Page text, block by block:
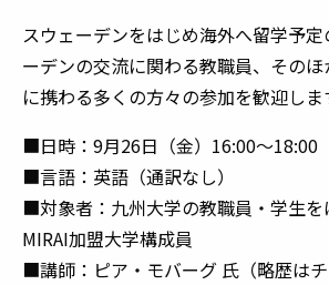
スウェーデンをはじめ海外へ留学予
ーデンの交流に関わる教職員、その
に携わる多くの方々の参加を歓迎しま
■日時：9月26日（金）16:00～18:00
■言語：英語（通訳なし）
■対象者：九州大学の教職員・学生を
MIRAI加盟大学構成員
■講師：ピア・モバーグ 氏（略歴はチ